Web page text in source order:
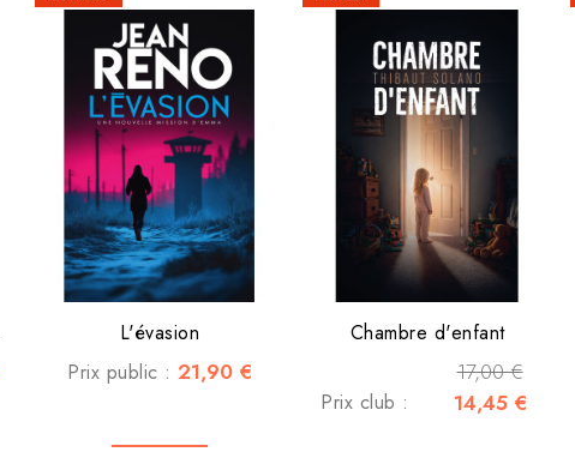
L'évasion
Prix public : 21,90 €
Chambre d'enfant
17,00 €
Prix club : 14,45 €